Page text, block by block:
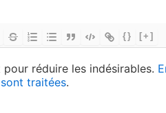
{} [+]
réduire les indésirables.
traitées.